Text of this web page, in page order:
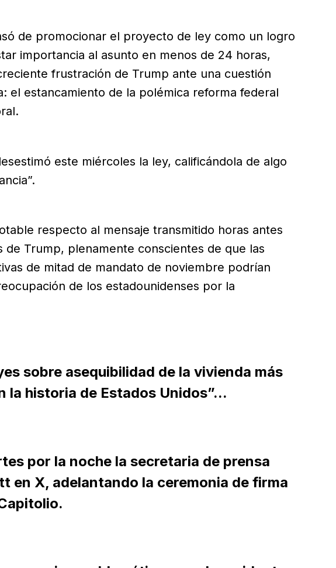
de promocionar el proyecto de ley como un logro
importancia al asunto en menos de 24 horas,
frustración de Trump ante una cuestión
el estancamiento de la polémica reforma federal
este miércoles la ley, calificándola de algo
respecto al mensaje transmitido horas antes
de Trump, plenamente conscientes de que las
de mitad de mandato de noviembre podrían
de los estadounidenses por la
sobre asequibilidad de la vivienda más
la historia de Estados Unidos”...
por la noche la secretaria de prensa
en X, adelantando la ceremonia de firma